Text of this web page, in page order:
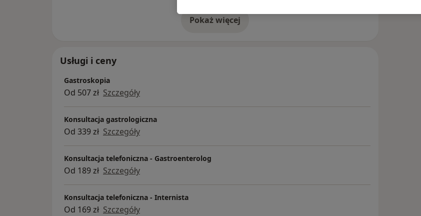
Pokaż więcejo doświadczeniu
Usługi i ceny
Gastroskopia
Od 507 zł Szczegóły
Konsultacja gastrologiczna
Od 339 zł Szczegóły
Konsultacja telefoniczna - Gastroenterolog
Od 189 zł Szczegóły
Konsultacja telefoniczna - Internista
Od 169 zł Szczegóły